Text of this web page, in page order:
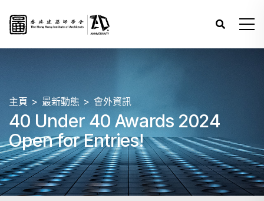
主頁 最新動態 會外資訊
40 Under 40 Awards 2024
Open for Entries!